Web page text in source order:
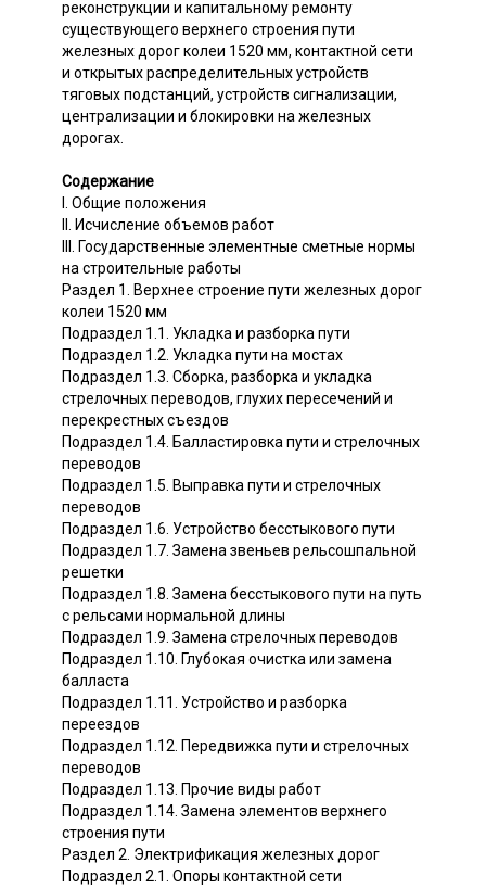
реконструкции и капитальному ремонту
существующего верхнего строения пути
железных дорог колеи 1520 мм, контактной сети
и открытых распределительных устройств
тяговых подстанций, устройств сигнализации,
централизации и блокировки на железных
дорогах.
Содержание
I. Общие положения
II. Исчисление объемов работ
III. Государственные элементные сметные нормы
на строительные работы
Раздел 1. Верхнее строение пути железных дорог
колеи 1520 мм
Подраздел 1.1. Укладка и разборка пути
Подраздел 1.2. Укладка пути на мостах
Подраздел 1.3. Сборка, разборка и укладка
стрелочных переводов, глухих пересечений и
перекрестных съездов
Подраздел 1.4. Балластировка пути и стрелочных
переводов
Подраздел 1.5. Выправка пути и стрелочных
переводов
Подраздел 1.6. Устройство бесстыкового пути
Подраздел 1.7. Замена звеньев рельсошпальной
решетки
Подраздел 1.8. Замена бесстыкового пути на путь
с рельсами нормальной длины
Подраздел 1.9. Замена стрелочных переводов
Подраздел 1.10. Глубокая очистка или замена
балласта
Подраздел 1.11. Устройство и разборка
переездов
Подраздел 1.12. Передвижка пути и стрелочных
переводов
Подраздел 1.13. Прочие виды работ
Подраздел 1.14. Замена элементов верхнего
строения пути
Раздел 2. Электрификация железных дорог
Подраздел 2.1. Опоры контактной сети